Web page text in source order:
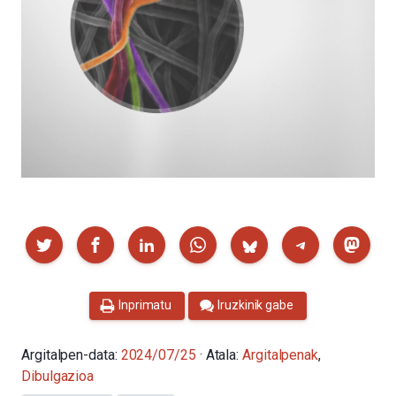
Partekatu
Inprimatu Iruzkinik gabe
Argitalpen-data: 2024/07/25 · Atala:Argitalpenak,
Dibulgazioa